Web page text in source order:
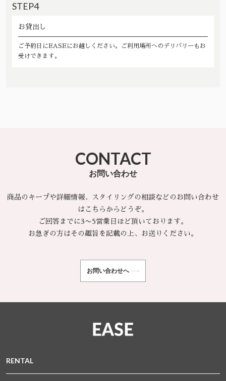
STEP4
お貸出し
ご予約日にEASEにお越しください。ご利用場所へのデリバリーもお
受けできます。
CONTACT
お問い合わせ
商品のキープや詳細情報、スタイリングの相談などのお問い合わせ
はこちらからどうぞ。
ご回答までに3〜5営業日ほど頂いております。
お急ぎの方はその趣旨を記載の上、お送りください。
お問い合わせへ
RENTAL